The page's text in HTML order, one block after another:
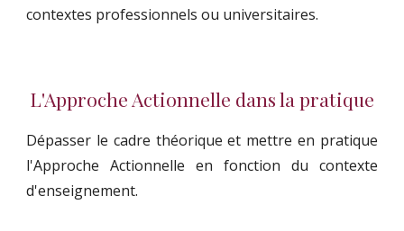
contextes professionnels ou universitaires.
L'Approche Actionnelle dans la pratique
Dépasser le cadre théorique et mettre en pratique
l'Approche Actionnelle en fonction du contexte
d'enseignement.